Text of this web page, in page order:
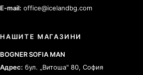
E-mail: office@icelandbg.com
НАШИТЕ МАГАЗИНИ
BOGNER SOFIA MAN
Адрес: бул. „Витоша" 80, София